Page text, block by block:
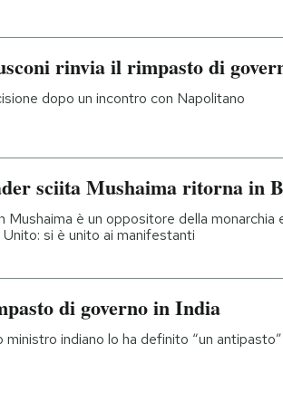
rinvia il rimpasto di
dopo un incontro con Napolitano
sciita Mushaima ritorna in
Mushaima è un oppositore della monarchia
Unito: si è unito ai manifestanti
di governo in India
ministro indiano lo ha definito “un antipasto”